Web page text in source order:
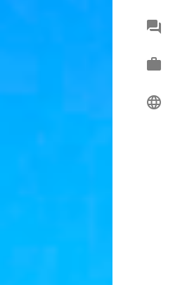
chat
work
language